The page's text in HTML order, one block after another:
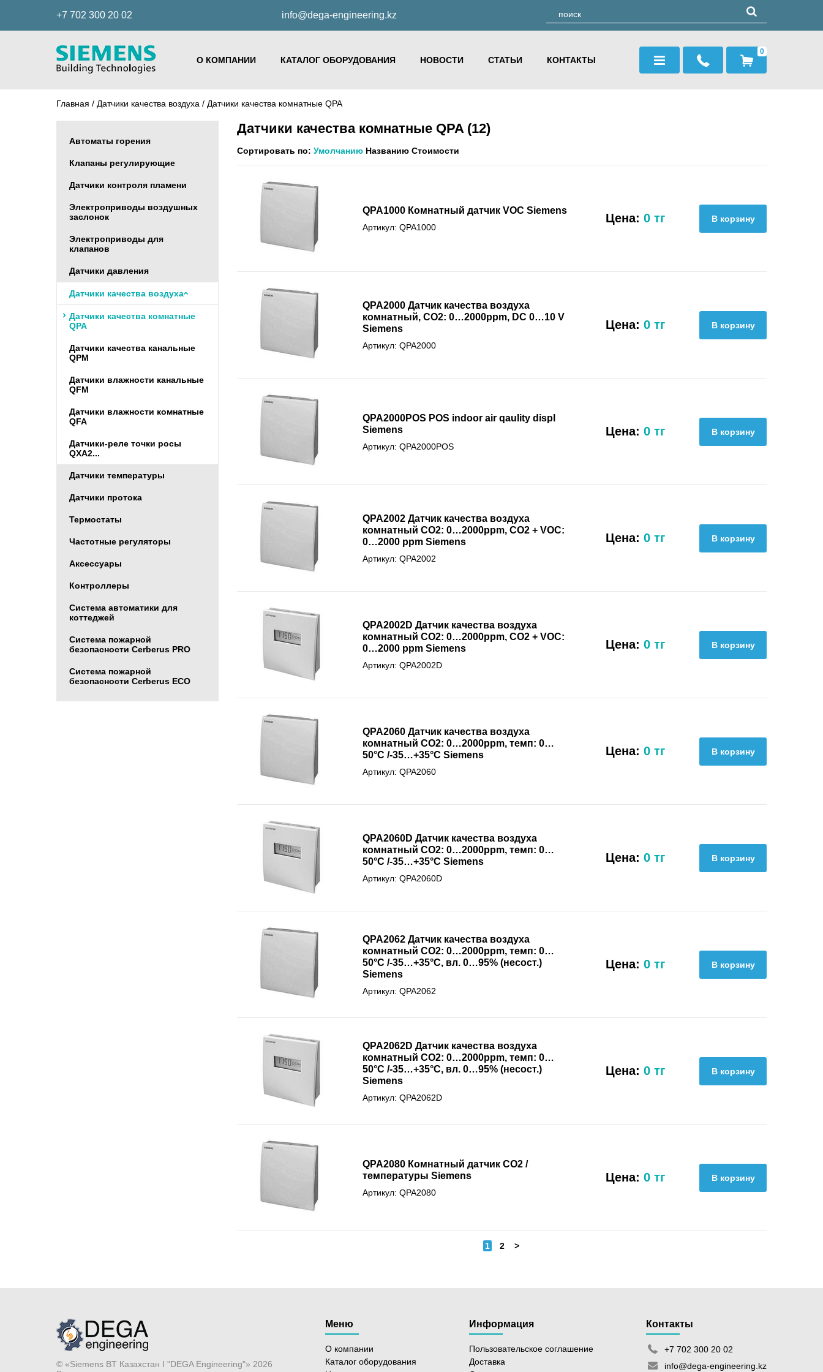
+7 702 300 20 02 info@dega-engineering.kz
О КОМПАНИИ КАТАЛОГ ОБОРУДОВАНИЯ НОВОСТИ СТАТЬИ КОНТАКТЫ
0
Главная / Датчики качества воздуха / Датчики качества комнатные QPA
Автоматы горения
Клапаны регулирующие
Датчики контроля пламени
Электроприводы воздушных
заслонок
Электроприводы для
клапанов
Датчики давления
Датчики качества воздуха
Датчики качества комнатные
QPA
Датчики качества канальные
QPM
Датчики влажности канальные
QFM
Датчики влажности комнатные
QFA
Датчики-реле точки росы
QXA2...
Датчики температуры
Датчики протока
Термостаты
Частотные регуляторы
Аксессуары
Контроллеры
Система автоматики для
коттеджей
Система пожарной
безопасности Cerberus PRO
Система пожарной
безопасности Cerberus ECO
Датчики качества комнатные QPA (12)
Сортировать по: Умолчанию Названию Стоимости
QPA1000 Комнатный датчик VOC Siemens
Артикул: QPA1000
Цена: 0 тг
QPA2000 Датчик качества воздуха
комнатный, СО2: 0…2000ppm, DC 0…10 V
Siemens
Артикул: QPA2000
Цена: 0 тг
QPA2000POS POS indoor air qaulity displ
Siemens
Артикул: QPA2000POS
Цена: 0 тг
QPA2002 Датчик качества воздуха
комнатный СО2: 0…2000ppm, CO2 + VOC:
0…2000 ppm Siemens
Артикул: QPA2002
Цена: 0 тг
QPA2002D Датчик качества воздуха
комнатный СО2: 0…2000ppm, CO2 + VOC:
0…2000 ppm Siemens
Артикул: QPA2002D
Цена: 0 тг
QPA2060 Датчик качества воздуха
комнатный СО2: 0…2000ppm, темп: 0…
50°С /-35…+35°С Siemens
Артикул: QPA2060
Цена: 0 тг
QPA2060D Датчик качества воздуха
комнатный СО2: 0…2000ppm, темп: 0…
50°С /-35…+35°С Siemens
Артикул: QPA2060D
Цена: 0 тг
QPA2062 Датчик качества воздуха
комнатный СО2: 0…2000ppm, темп: 0…
50°С /-35…+35°С, вл. 0…95% (несост.)
Siemens
Артикул: QPA2062
Цена: 0 тг
QPA2062D Датчик качества воздуха
комнатный СО2: 0…2000ppm, темп: 0…
50°С /-35…+35°С, вл. 0…95% (несост.)
Siemens
Артикул: QPA2062D
Цена: 0 тг
QPA2080 Комнатный датчик CO2 /
температуры Siemens
Артикул: QPA2080
Цена: 0 тг
1 2 >
© «Siemens BT Казахстан I "DEGA Engineering"» 2026
Меню
О компании
Каталог оборудования
Информация
Пользовательское соглашение
Доставка
Контакты
+7 702 300 20 02
info@dega-engineering.kz